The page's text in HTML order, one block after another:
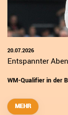
20.07.2026
Entspannter
WM-Qualifier in der
MEHR